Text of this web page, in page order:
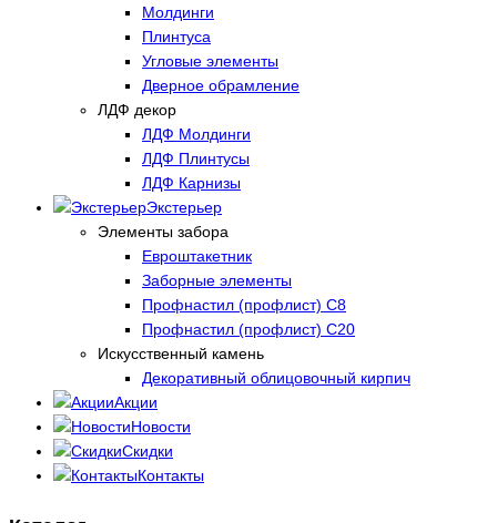
Молдинги
Плинтуса
Угловые элементы
Дверное обрамление
ЛДФ декор
ЛДФ Молдинги
ЛДФ Плинтусы
ЛДФ Карнизы
Экстерьер
Элементы забора
Евроштакетник
Заборные элементы
Профнастил (профлист) С8
Профнастил (профлист) С20
Искусственный камень
Декоративный облицовочный кирпич
Акции
Новости
Скидки
Контакты